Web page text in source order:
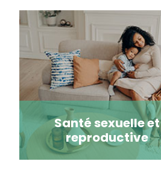
Santé sexuelle et
reproductive